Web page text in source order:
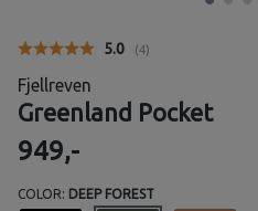
Gjennomsnittskarakter:
5.0 (stemmer:
4)
Fjellreven
Greenland Pocket
949,-
COLOR: DEEP FOREST